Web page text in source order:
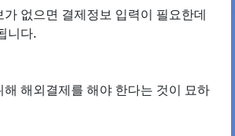
없으면 결제정보 입력이 필요한데
니다.
해외결제를 해야 한다는 것이 묘하